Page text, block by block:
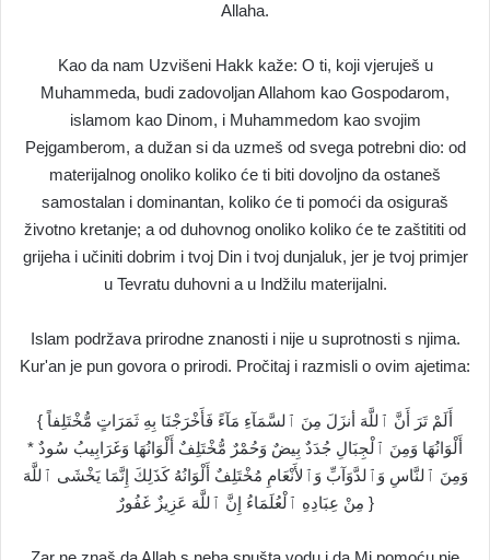
Allaha.
Kao da nam Uzvišeni Hakk kaže: O ti, koji vjeruješ u
Muhammeda, budi zadovoljan Allahom kao Gospodarom,
islamom kao Dinom, i Muhammedom kao svojim
Pejgamberom, a dužan si da uzmeš od svega potrebni dio: od
materijalnog onoliko koliko će ti biti dovoljno da ostaneš
samostalan i dominantan, koliko će ti pomoći da osiguraš
životno kretanje; a od duhovnog onoliko koliko će te zaštititi od
grijeha i učiniti dobrim i tvoj Din i tvoj dunjaluk, jer je tvoj primjer
u Tevratu duhovni a u Indžilu materijalni.
Islam podržava prirodne znanosti i nije u suprotnosti s njima.
Kur'an je pun govora o prirodi. Pročitaj i razmisli o ovim ajetima:
{ أَلَمْ تَرَ أَنَّ ٱللَّهَ أنزَلَ مِنَ ٱلسَّمَآءِ مَآءً فَأَخْرَجْنَا بِهِ ثَمَرَاتٍ مُّخْتَلِفاً
أَلْوَانُهَا وَمِنَ ٱلْجِبَالِ جُدَدٌ بِيضٌ وَحُمْرٌ مُّخْتَلِفٌ أَلْوَانُهَا وَغَرَابِيبُ سُودٌ *
وَمِنَ ٱلنَّاسِ وَٱلدَّوَآبِّ وَٱلأَنْعَامِ مُخْتَلِفٌ أَلْوَانُهُ كَذَلِكَ إِنَّمَا يَخْشَى ٱللَّهَ
مِنْ عِبَادِهِ ٱلْعُلَمَاءُ إِنَّ ٱللَّهَ عَزِيزٌ غَفُورٌ }